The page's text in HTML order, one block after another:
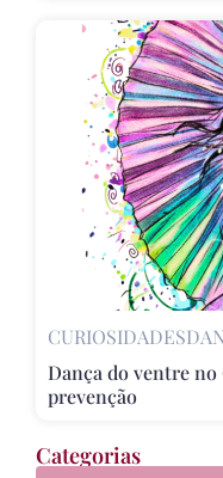
CURIOSIDADES
Dança do ventre
prevenção
Categorias